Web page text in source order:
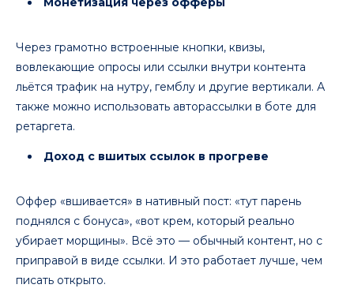
Через грамотно встроенные кнопки, квизы,
вовлекающие опросы или ссылки внутри контента
льётся трафик на нутру, гемблу и другие вертикали. А
также можно использовать авторассылки в боте для
ретаргета.
Доход с вшитых ссылок в прогреве
Оффер «вшивается» в нативный пост: «тут парень
поднялся с бонуса», «вот крем, который реально
убирает морщины». Всё это — обычный контент, но с
приправой в виде ссылки. И это работает лучше, чем
писать открыто.